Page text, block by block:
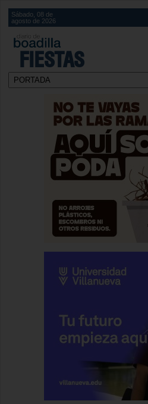
FIESTAS
Sábado, 08 de
agosto de 2026